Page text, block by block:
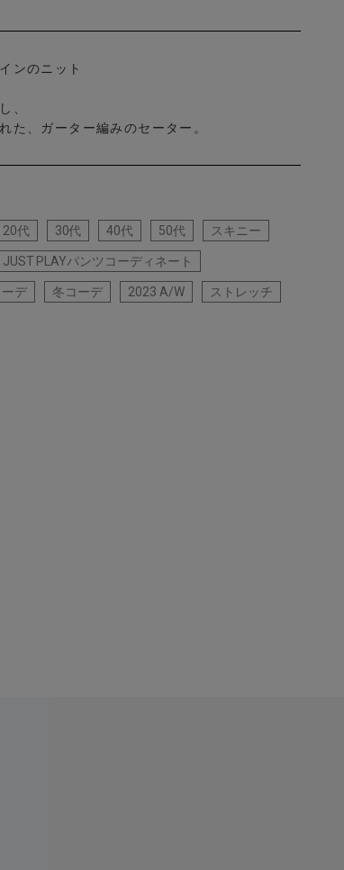
ンのニット
、
た、ガーター編みのセーター。
20代 30代 40代 50代 スキニー
JUST PLAYパンツコーディネート
デ 冬コーデ 2023 A/W ストレッチ